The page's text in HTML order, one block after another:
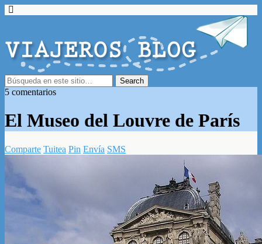
5 comentarios
El Museo del Louvre de París
Comparte Tuitea Pin Envía SMS